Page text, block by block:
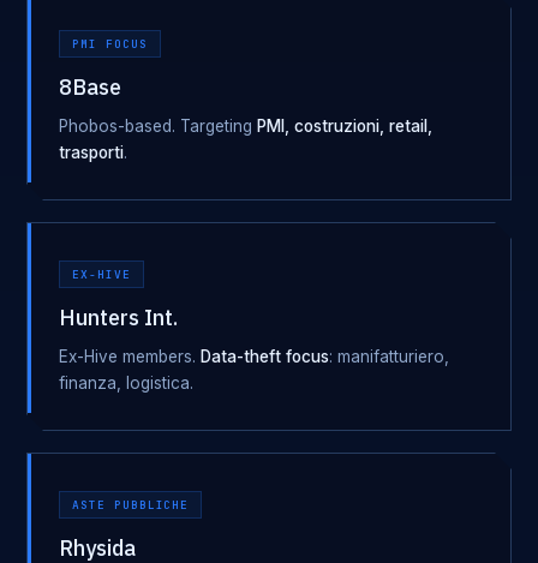
PMI FOCUS
8Base
Phobos-based. Targeting PMI, costruzioni, retail,
trasporti.
EX-HIVE
Hunters Int.
Ex-Hive members. Data-theft focus: manifatturiero,
finanza, logistica.
ASTE PUBBLICHE
Rhysida